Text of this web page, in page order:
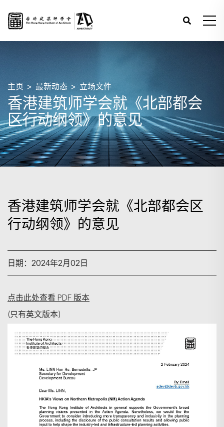
主页 最新动态 立场文件
香港建筑师学会就《北部都会
区行动纲领》的意见
香港建筑师学会就《北部都会区
行动纲领》的意见
日期：2024年2月02日
点击此处查看 PDF 版本
(只有英文版本)